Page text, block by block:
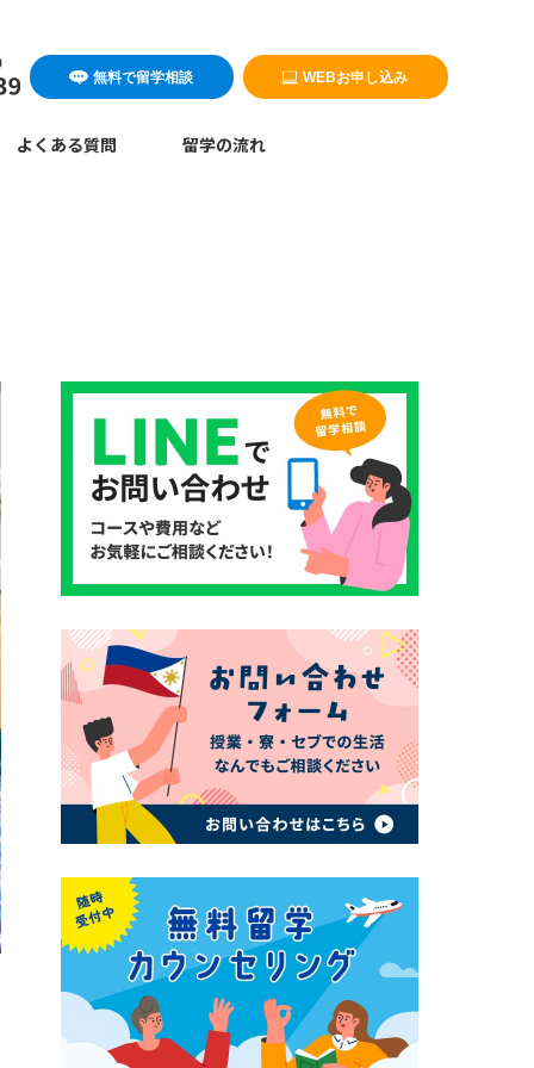
無料で留学相談 WEBお申し込み
よくある質問 留学の流れ